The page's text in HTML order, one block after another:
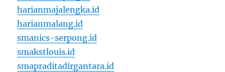
harianmajalengka.id
harianmalang.id
smanics-serpong.id
smakstlouis.id
smapraditadirgantara.id